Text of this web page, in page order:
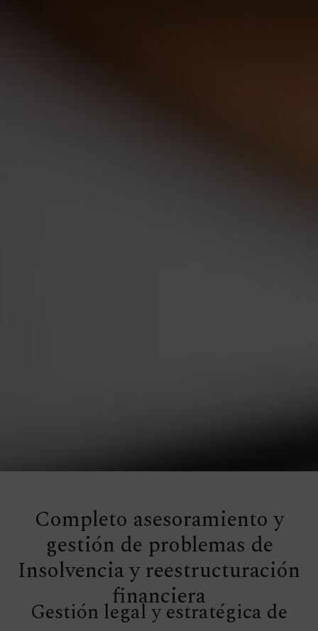
Completo asesoramiento y
gestión de problemas de
Insolvencia y reestructuración
financiera
Gestión legal y estratégica de